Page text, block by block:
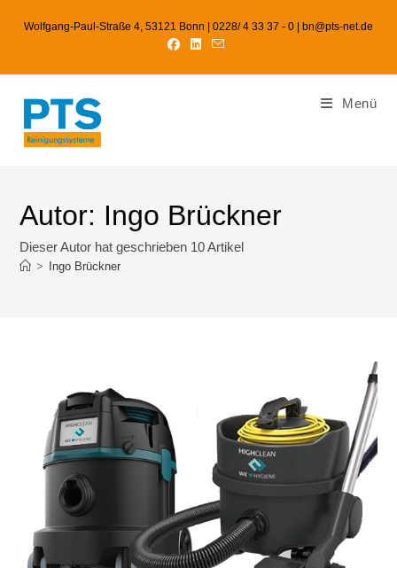
Wolfgang-Paul-Straße 4, 53121 Bonn | 0228/ 4 33 37 - 0 | bn@pts-net.de
Menü
Autor: Ingo Brückner
Dieser Autor hat geschrieben 10 Artikel
> Ingo Brückner